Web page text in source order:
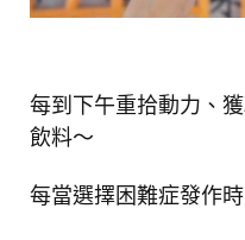
每到下午重拾動力、
飲料～
每當選擇困難症發作